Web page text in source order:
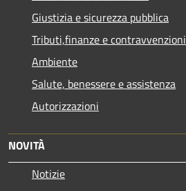
Giustizia e sicurezza pubblica
Tributi,finanze e contravvenzioni
Ambiente
Salute, benessere e assistenza
Autorizzazioni
NOVITÀ
Notizie